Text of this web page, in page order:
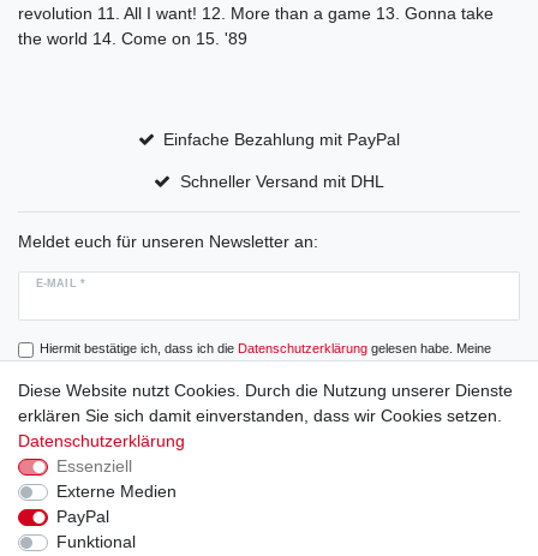
revolution 11. All I want! 12. More than a game 13. Gonna take
the world 14. Come on 15. '89
Einfache Bezahlung mit PayPal
Schneller Versand mit DHL
Meldet euch für unseren Newsletter an:
E-MAIL *
Hiermit bestätige ich, dass ich die Daten­schutz­erklärunggelesen habe. Meine
Abonnieren
Widerrufs­recht
Diese Website nutzt Cookies. Durch die Nutzung unserer Dienste
erklären Sie sich damit einverstanden, dass wir Cookies setzen.
Datenschutzerklärung
Essenziell
Externe Medien
PayPal
Funktional